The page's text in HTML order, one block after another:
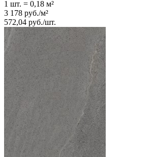
1 шт. = 0,18 м²
3 178 руб./м²
572,04 руб./шт.